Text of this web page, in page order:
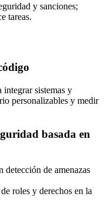
y sanciones;
tareas.
sistemas y
personalizables y medir
basada en
detección de amenazas
roles y derechos en la